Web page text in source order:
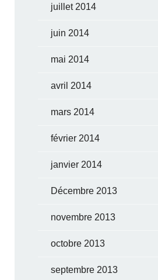
juillet 2014
juin 2014
mai 2014
avril 2014
mars 2014
février 2014
janvier 2014
Décembre 2013
novembre 2013
octobre 2013
septembre 2013